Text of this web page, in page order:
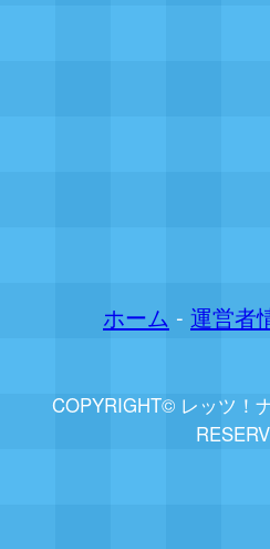
ホーム - 運営者
COPYRIGHT© レッツ！